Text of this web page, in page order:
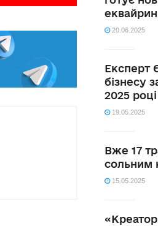
20.06.2025
Експерт
бізнесу
2025 році
19.05.2025
Вже 17
сольним
15.05.2025